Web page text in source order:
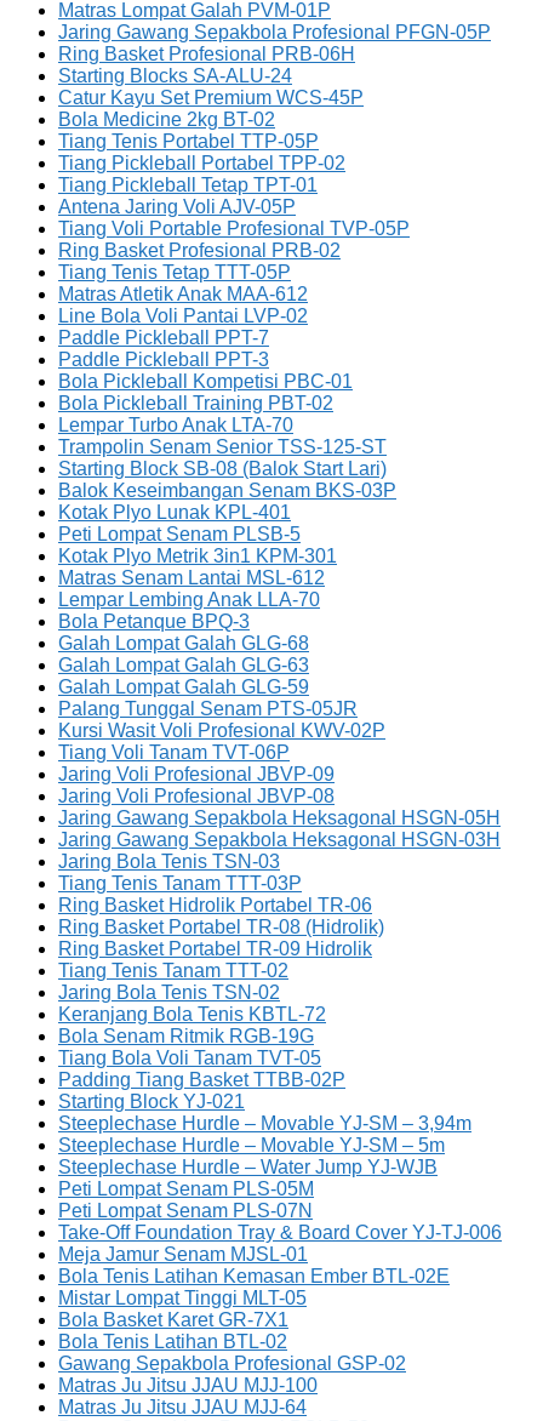
Matras Lompat Galah PVM-01P
Jaring Gawang Sepakbola Profesional PFGN-05P
Ring Basket Profesional PRB-06H
Starting Blocks SA-ALU-24
Catur Kayu Set Premium WCS-45P
Bola Medicine 2kg BT-02
Tiang Tenis Portabel TTP-05P
Tiang Pickleball Portabel TPP-02
Tiang Pickleball Tetap TPT-01
Antena Jaring Voli AJV-05P
Tiang Voli Portable Profesional TVP-05P
Ring Basket Profesional PRB-02
Tiang Tenis Tetap TTT-05P
Matras Atletik Anak MAA-612
Line Bola Voli Pantai LVP-02
Paddle Pickleball PPT-7
Paddle Pickleball PPT-3
Bola Pickleball Kompetisi PBC-01
Bola Pickleball Training PBT-02
Lempar Turbo Anak LTA-70
Trampolin Senam Senior TSS-125-ST
Starting Block SB-08 (Balok Start Lari)
Balok Keseimbangan Senam BKS-03P
Kotak Plyo Lunak KPL-401
Peti Lompat Senam PLSB-5
Kotak Plyo Metrik 3in1 KPM-301
Matras Senam Lantai MSL-612
Lempar Lembing Anak LLA-70
Bola Petanque BPQ-3
Galah Lompat Galah GLG-68
Galah Lompat Galah GLG-63
Galah Lompat Galah GLG-59
Palang Tunggal Senam PTS-05JR
Kursi Wasit Voli Profesional KWV-02P
Tiang Voli Tanam TVT-06P
Jaring Voli Profesional JBVP-09
Jaring Voli Profesional JBVP-08
Jaring Gawang Sepakbola Heksagonal HSGN-05H
Jaring Gawang Sepakbola Heksagonal HSGN-03H
Jaring Bola Tenis TSN-03
Tiang Tenis Tanam TTT-03P
Ring Basket Hidrolik Portabel TR-06
Ring Basket Portabel TR-08 (Hidrolik)
Ring Basket Portabel TR-09 Hidrolik
Tiang Tenis Tanam TTT-02
Jaring Bola Tenis TSN-02
Keranjang Bola Tenis KBTL-72
Bola Senam Ritmik RGB-19G
Tiang Bola Voli Tanam TVT-05
Padding Tiang Basket TTBB-02P
Starting Block YJ-021
Steeplechase Hurdle – Movable YJ-SM – 3,94m
Steeplechase Hurdle – Movable YJ-SM – 5m
Steeplechase Hurdle – Water Jump YJ-WJB
Peti Lompat Senam PLS-05M
Peti Lompat Senam PLS-07N
Take-Off Foundation Tray & Board Cover YJ-TJ-006
Meja Jamur Senam MJSL-01
Bola Tenis Latihan Kemasan Ember BTL-02E
Mistar Lompat Tinggi MLT-05
Bola Basket Karet GR-7X1
Bola Tenis Latihan BTL-02
Gawang Sepakbola Profesional GSP-02
Matras Ju Jitsu JJAU MJJ-100
Matras Ju Jitsu JJAU MJJ-64